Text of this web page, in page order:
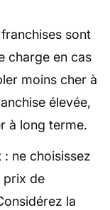
sont
charge en cas
moins cher à
élevée,
à long terme.
: ne choisissez
prix de
la